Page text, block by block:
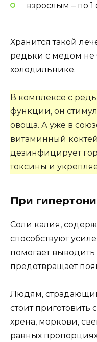
взрослым – по 1
Хранится такой
редьки с медом не
холодильнике.
В комплексе с
функции, он
овоща. А уже в
витаминный
дезинфицирует
токсины и
При
Соли калия,
способствуют
помогает
предотвращает
Людям,
стоит приготовить
хрена, моркови,
равных